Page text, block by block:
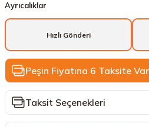
Ayrıcalıklar
Hızlı Gönderi
Peşin Fiyatına 6 Taksite
Taksit Seçenekleri